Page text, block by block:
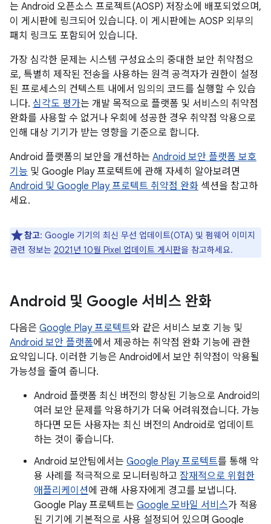
는 Android 오픈소스 프로젝트(AOSP) 저장소에 배포되었으며,
이 게시판에 링크되어 있습니다. 이 게시판에는 AOSP 외부의
패치 링크도 포함되어 있습니다.
가장 심각한 문제는 시스템 구성요소의 중대한 보안 취약점으
로, 특별히 제작된 전송을 사용하는 원격 공격자가 권한이 설정
된 프로세스의 컨텍스트 내에서 임의의 코드를 실행할 수 있습
니다. 심각도 평가는 개발 목적으로 플랫폼 및 서비스의 취약점
완화를 사용할 수 없거나 우회에 성공한 경우 취약점 악용으로
인해 대상 기기가 받는 영향을 기준으로 합니다.
Android 플랫폼의 보안을 개선하는 Android 보안 플랫폼 보호
기능 및 Google Play 프로텍트에 관해 자세히 알아보려면
Android 및 Google Play 프로텍트 취약점 완화 섹션을 참고하
세요.
참고: Google 기기의 최신 무선 업데이트(OTA) 및 펌웨어 이미지
관련 정보는 2021년 10월 Pixel 업데이트 게시판을 참고하세요.
Android 및 Google 서비스 완화
다음은 Google Play 프로텍트와 같은 서비스 보호 기능 및
Android 보안 플랫폼에서 제공하는 취약점 완화 기능에 관한
요약입니다. 이러한 기능은 Android에서 보안 취약점이 악용될
가능성을 줄여 줍니다.
Android 플랫폼 최신 버전의 향상된 기능으로 Android의
여러 보안 문제를 악용하기가 더욱 어려워졌습니다. 가능
하다면 모든 사용자는 최신 버전의 Android로 업데이트
하는 것이 좋습니다.
Android 보안팀에서는 Google Play 프로텍트를 통해 악
용 사례를 적극적으로 모니터링하고 잠재적으로 위험한
애플리케이션에 관해 사용자에게 경고를 보냅니다.
Google Play 프로텍트는 Google 모바일 서비스가 적용
된 기기에 기본적으로 사용 설정되어 있으며 Google